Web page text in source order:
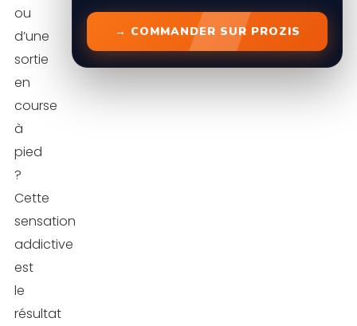
→ COMMANDER SUR PROZIS
ou
d’une
sortie
en
course
à
pied
?
Cette
sensation
addictive
est
le
résultat